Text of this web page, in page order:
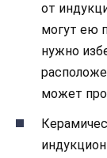
от
могут ею
нужно
может